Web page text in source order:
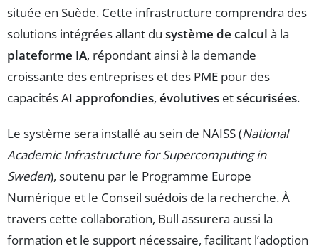
située en Suède. Cette infrastructure comprendra des
solutions intégrées allant du système de calcul à la
plateforme IA, répondant ainsi à la demande
croissante des entreprises et des PME pour des
capacités AI approfondies, évolutives etsécurisées.
Le système sera installé au sein de NAISS (National
Academic Infrastructure for Supercomputing in
Sweden), soutenu par le Programme Europe
Numérique et le Conseil suédois de la recherche. À
travers cette collaboration, Bull assurera aussi la
formation et le support nécessaire, facilitant l’adoption